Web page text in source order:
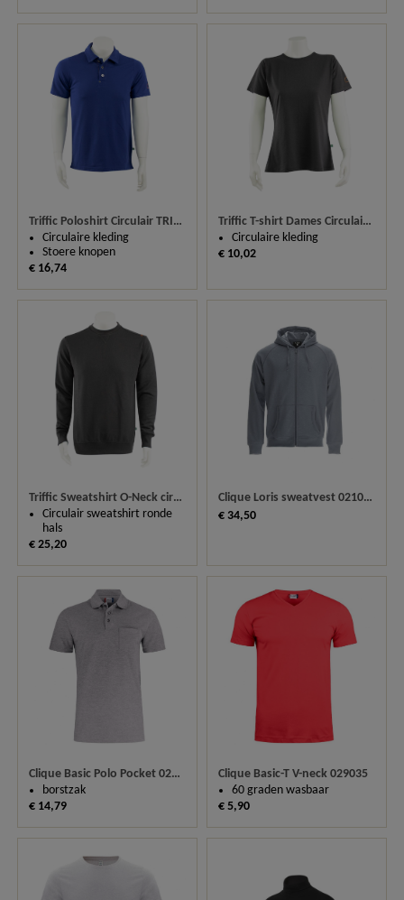
Triffic Poloshirt Circulair TRI5102621R
Circulaire kleding
Stoere knopen
€ 16,74
Triffic T-shirt Dames Circulair TRI5012101DR
Circulaire kleding
€ 10,02
Triffic Sweatshirt O-Neck circulair TRI4312631R
Circulair sweatshirt ronde
hals
€ 25,20
Clique Loris sweatvest 021046
€ 34,50
Clique Basic Polo Pocket 028255
borstzak
€ 14,79
Clique Basic-T V-neck 029035
60 graden wasbaar
€ 5,90